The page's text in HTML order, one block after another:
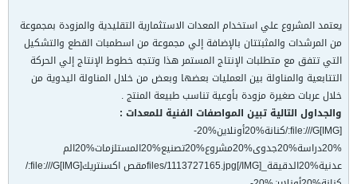
يعتمد المشروع علي استخدام المعدات الاستثمارية التقليدية والمزودة بمجموعة
من المرشدات والمثبتتان بالإضافة إلي مجموعة من اسطمبات القطع والتشكيل
التي تتفق مع متطلبات الإنتاج المستمر هذا وتتجه خطوط الإنتاج إلي الحركة
التتابعية والمناولة بين العمليات بعضها وبعض من خلال المناولة اليدوية من
خلال عربات صغيرة مزودة بأوعية تناسب طبيعة المنتج .
والجداول التالية تبين المواصفات الفنية للمعدات :
[IMG]file:///G:/كنانة%20أونلاين%20-
%20دراسة%20جدوى%20مشروع%20تصنيع%20المستلزمات%20الم
عدنية%20الدقيقة_files/1113727165.jpg[/IMG]مقص اكسنتريك[IMG]file:///G:/